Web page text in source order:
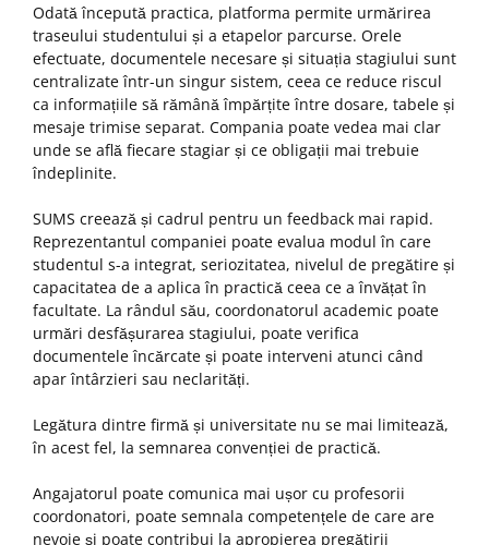
Odată începută practica, platforma permite urmărirea
traseului studentului și a etapelor parcurse. Orele
efectuate, documentele necesare și situația stagiului sunt
centralizate într-un singur sistem, ceea ce reduce riscul
ca informațiile să rămână împărțite între dosare, tabele și
mesaje trimise separat. Compania poate vedea mai clar
unde se află fiecare stagiar și ce obligații mai trebuie
îndeplinite.
SUMS creează și cadrul pentru un feedback mai rapid.
Reprezentantul companiei poate evalua modul în care
studentul s-a integrat, seriozitatea, nivelul de pregătire și
capacitatea de a aplica în practică ceea ce a învățat în
facultate. La rândul său, coordonatorul academic poate
urmări desfășurarea stagiului, poate verifica
documentele încărcate și poate interveni atunci când
apar întârzieri sau neclarități.
Legătura dintre firmă și universitate nu se mai limitează,
în acest fel, la semnarea convenției de practică.
Angajatorul poate comunica mai ușor cu profesorii
coordonatori, poate semnala competențele de care are
nevoie și poate contribui la apropierea pregătirii